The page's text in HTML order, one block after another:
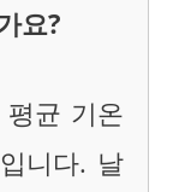
요?
균 기온
니다. 날